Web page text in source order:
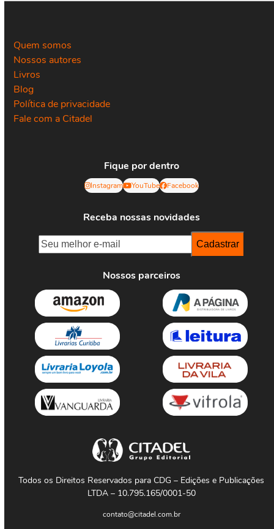
Quem somos
Nossos autores
Livros
Blog
Política de privacidade
Fale com a Citadel
Fique por dentro
Instagram YouTube Facebook
Receba nossas novidades
Nossos parceiros
Todos os Direitos Reservados para CDG – Edições e Publicações
LTDA – 10.795.165/0001-50
contato@citadel.com.br